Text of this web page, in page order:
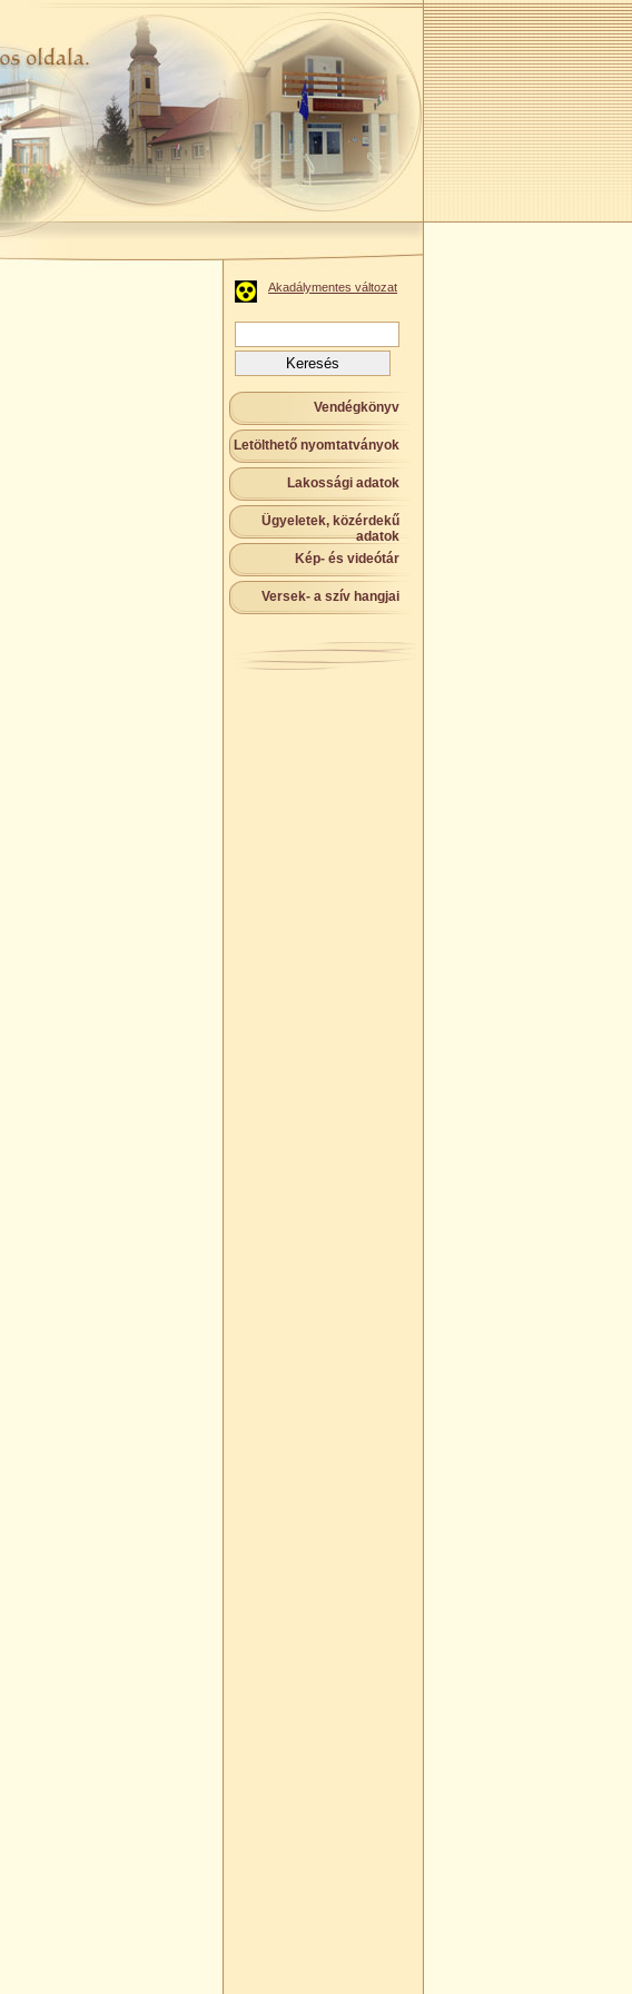
Akadálymentes változat
Vendégkönyv
Letölthető nyomtatványok
Lakossági adatok
Ügyeletek, közérdekű
adatok
Kép- és videótár
Versek- a szív hangjai